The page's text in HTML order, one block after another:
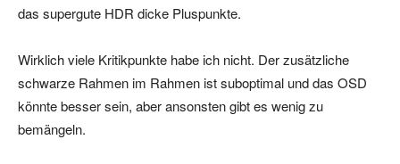
das supergute HDR dicke Pluspunkte.
Wirklich viele Kritikpunkte habe ich nicht. Der zusätzliche
schwarze Rahmen im Rahmen ist suboptimal und das OSD
könnte besser sein, aber ansonsten gibt es wenig zu
bemängeln.